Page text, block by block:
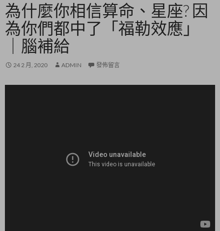
為什麼你相信算命、星座? 因
為你們都中了「福勒效應」
｜腦補給
24 2 月, 2020 ADMIN 發佈留言